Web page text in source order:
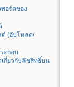
พอร์ตของ
ด์ (อัปโหลด/
ะกอบ
เกี่ยวกับลิขสิทธิ์บน